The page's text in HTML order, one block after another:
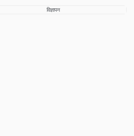
विज्ञापन